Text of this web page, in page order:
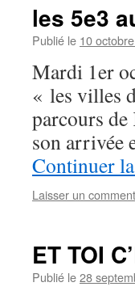
les 5e3
Publié le 10
Mardi 1er
« les villes
parcours
son arrivée
Continuer
Laisser un
ET TOI
Publié le28